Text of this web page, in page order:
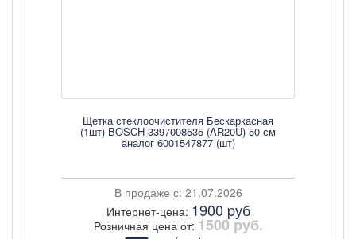
Щетка стеклоочистителя Бескаркасная
(1шт) BOSCH 3397008535 (AR20U) 50 см
аналог 6001547877 (шт)
В продаже с: 21.07.2026
Интернет-цена: 1900 pуб
Розничная цена от: 1500 руб.